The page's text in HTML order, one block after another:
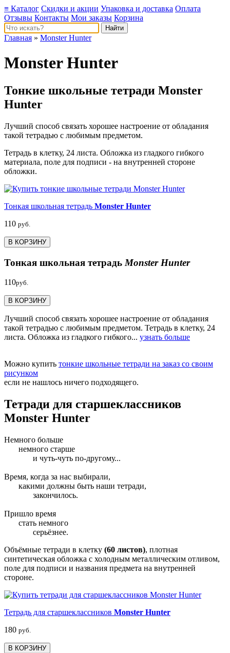
≡ Каталог Скидки и акции Упаковка и доставка Оплата
Отзывы Контакты Мои заказы Корзина
Главная » Monster Hunter
Monster Hunter
Тонкие школьные тетради Monster
Hunter
Лучший способ связать хорошее настроение от обладания
такой тетрадью c любимым предметом.
Тетрадь в клетку, 24 листа. Обложка из гладкого гибкого
материала, поле для подписи - на внутренней стороне
обложки.
Тонкая школьная тетрадь Monster Hunter
110 руб.
В КОРЗИНУ
Тонкая школьная тетрадь Monster Hunter
110руб.
В КОРЗИНУ
Лучший способ связать хорошее настроение от обладания
такой тетрадью c любимым предметом. Тетрадь в клетку, 24
листа. Обложка из гладкого гибкого... узнать больше
Можно купить тонкие школьные тетради на заказ со своим
рисунком
если не нашлось ничего подходящего.
Тетради для старшеклассников
Monster Hunter
Немного больше
немного старше
и чуть-чуть по-другому...
Время, когда за нас выбирали,
какими должны быть наши тетради,
закончилось.
Пришло время
стать немного
серьёзнее.
Объёмные тетради в клетку (60 листов), плотная
синтетическая обложка с холодным металлическим отливом,
поле для подписи и названия предмета на внутренней
стороне.
Тетрадь для старшеклассников Monster Hunter
180 руб.
В КОРЗИНУ